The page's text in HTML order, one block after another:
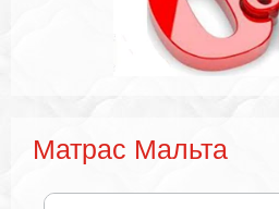
Матрас Мальта